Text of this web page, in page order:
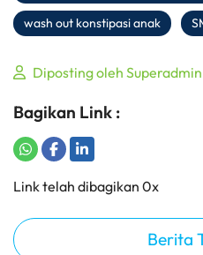
wash out konstipasi anak
Diposting oleh
Bagikan Link :
Share on WhatsApp
Share on Facebook
Share on LinkedIn
Link telah dibagikan 0x
Berita